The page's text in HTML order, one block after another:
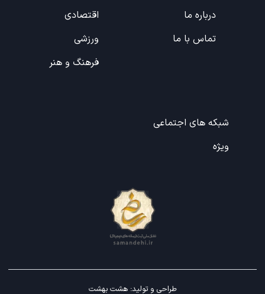
درباره ما
تماس با ما
اقتصادی
ورزشی
فرهنگ و هنر
شبکه های اجتماعی
ویژه
طراحی و تولید:هشت بهشت